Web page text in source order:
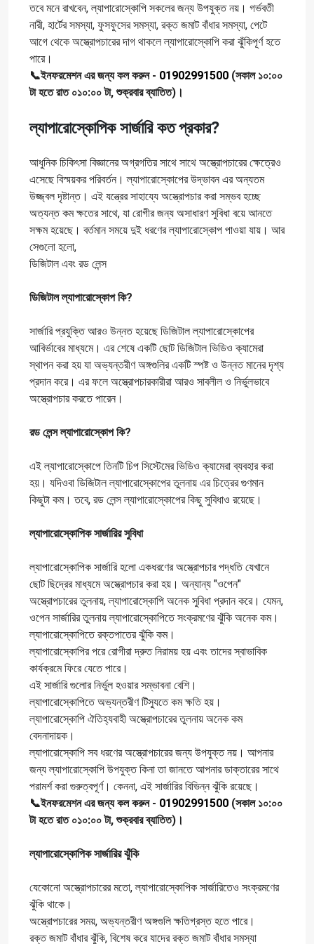
তবে মনে রাখবেন, ল্যাপারোস্কোপি সকলের জন্য উপযুক্ত নয়। গর্ভবতী
নারী, হার্টের সমস্যা, ফুসফুসের সমস্যা, রক্ত জমাট বাঁধার সমস্যা, পেটে
আগে থেকে অস্ত্রোপচারের দাগ থাকলে ল্যাপারোস্কোপি করা ঝুঁকিপূর্ণ হতে
পারে।
📞ইনফরমেশন এর জন্য কল করুন - 01902991500 (সকাল ১০:০০
টা হতে রাত ০১০:০০ টা, শুক্রবার ব্যাতিত)।
ল্যাপারোস্কোপিক সার্জারি কত প্রকার?
আধুনিক চিকিৎসা বিজ্ঞানের অগ্রগতির সাথে সাথে অস্ত্রোপচারের ক্ষেত্রেও
এসেছে বিস্ময়কর পরিবর্তন। ল্যাপারোস্কোপের উদ্ভাবন এর অন্যতম
উজ্জ্বল দৃষ্টান্ত। এই যন্ত্রের সাহায্যে অস্ত্রোপচার করা সম্ভব হচ্ছে
অত্যন্ত কম ক্ষতের সাথে, যা রোগীর জন্য অসাধারণ সুবিধা বয়ে আনতে
সক্ষম হয়েছে। বর্তমান সময়ে দুই ধরণের ল্যাপারোস্কোপ পাওয়া যায়। আর
সেগুলো হলো,
ডিজিটাল এবং রড লেন্স
ডিজিটাল ল্যাপারোস্কোপ কি?
সার্জারি প্রযুক্তি আরও উন্নত হয়েছে ডিজিটাল ল্যাপারোস্কোপের
আবির্ভাবের মাধ্যমে। এর শেষে একটি ছোট ডিজিটাল ভিডিও ক্যামেরা
স্থাপন করা হয় যা অভ্যন্তরীণ অঙ্গগুলির একটি স্পষ্ট ও উন্নত মানের দৃশ্য
প্রদান করে। এর ফলে অস্ত্রোপচারকারীরা আরও সাবলীল ও নির্ভুলভাবে
অস্ত্রোপচার করতে পারেন।
রড লেন্স ল্যাপারোস্কোপ কি?
এই ল্যাপারোস্কোপে তিনটি চিপ সিস্টেমের ভিডিও ক্যামেরা ব্যবহার করা
হয়। যদিওবা ডিজিটাল ল্যাপারোস্কোপের তুলনায় এর চিত্রের গুণমান
কিছুটা কম। তবে, রড লেন্স ল্যাপারোস্কোপের কিছু সুবিধাও রয়েছে।
ল্যাপারোস্কোপিক সার্জারির সুবিধা
ল্যাপারোস্কোপিক সার্জারি হলো একধরণের অস্ত্রোপচার পদ্ধতি যেখানে
ছোট ছিদ্রের মাধ্যমে অস্ত্রোপচার করা হয়। অন্যান্য "ওপেন"
অস্ত্রোপচারের তুলনায়, ল্যাপারোস্কোপি অনেক সুবিধা প্রদান করে। যেমন,
ওপেন সার্জারির তুলনায় ল্যাপারোস্কোপিতে সংক্রমণের ঝুঁকি অনেক কম।
ল্যাপারোস্কোপিতে রক্তপাতের ঝুঁকি কম।
ল্যাপারোস্কোপির পরে রোগীরা দ্রুত নিরাময় হয় এবং তাদের স্বাভাবিক
কার্যক্রমে ফিরে যেতে পারে।
এই সার্জারি গুলোর নির্ভুল হওয়ার সম্ভাবনা বেশি।
ল্যাপারোস্কোপিতে অভ্যন্তরীণ টিস্যুতে কম ক্ষতি হয়।
ল্যাপারোস্কোপি ঐতিহ্যবাহী অস্ত্রোপচারের তুলনায় অনেক কম
বেদনাদায়ক।
ল্যাপারোস্কোপি সব ধরণের অস্ত্রোপচারের জন্য উপযুক্ত নয়। আপনার
জন্য ল্যাপারোস্কোপি উপযুক্ত কিনা তা জানতে আপনার ডাক্তারের সাথে
পরামর্শ করা গুরুত্বপূর্ণ। কেননা, এই সার্জারির বিভিন্ন ঝুঁকি রয়েছে।
📞ইনফরমেশন এর জন্য কল করুন - 01902991500 (সকাল ১০:০০
টা হতে রাত ০১০:০০ টা, শুক্রবার ব্যাতিত)।
ল্যাপারোস্কোপিক সার্জারির ঝুঁকি
যেকোনো অস্ত্রোপচারের মতো, ল্যাপারোস্কোপিক সার্জারিতেও সংক্রমণের
ঝুঁকি থাকে।
অস্ত্রোপচারের সময়, অভ্যন্তরীণ অঙ্গগুলি ক্ষতিগ্রস্ত হতে পারে।
রক্ত জমাট বাঁধার ঝুঁকি, বিশেষ করে যাদের রক্ত ​​জমাট বাঁধার সমস্যা